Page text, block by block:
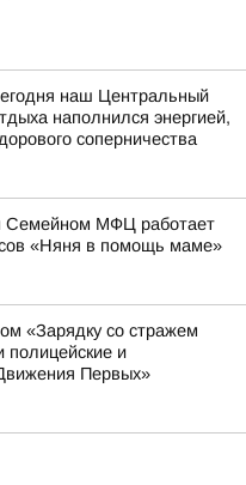
наш Центральный
наполнился энергией,
соперничества
Семейном МФЦ работает
«Няня в помощь маме»
«Зарядку со стражем
полицейские и
Первых»